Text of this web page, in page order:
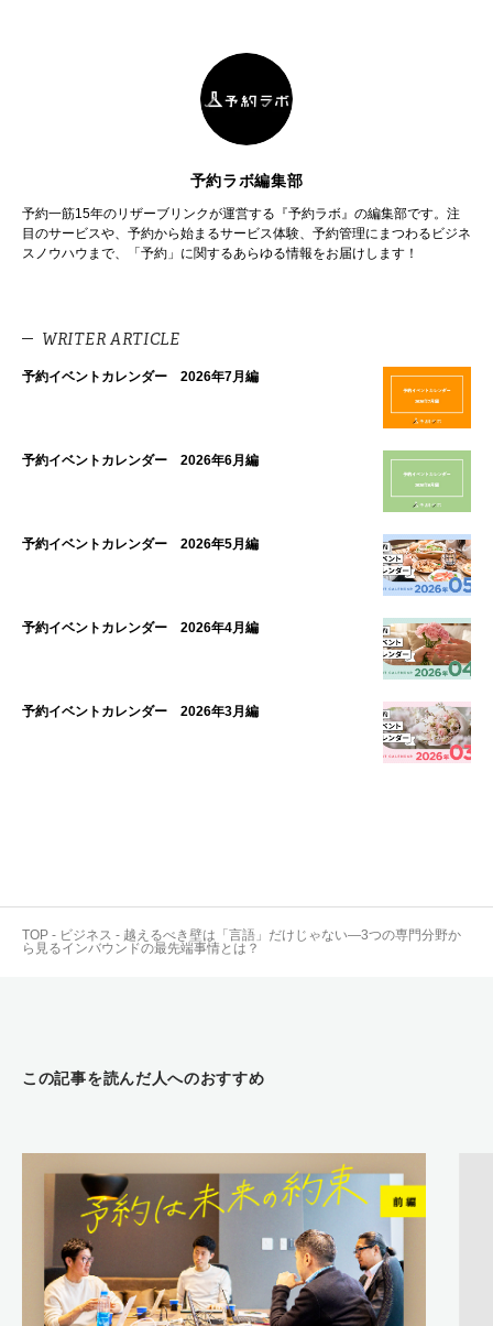
予約ラボ編集部
予約一筋15年のリザーブリンクが運営する『予約ラボ』の編集部です。注
目のサービスや、予約から始まるサービス体験、予約管理にまつわるビジネ
スノウハウまで、「予約」に関するあらゆる情報をお届けします！
WRITER ARTICLE
予約イベントカレンダー 2026年7月編
予約イベントカレンダー 2026年6月編
予約イベントカレンダー 2026年5月編
予約イベントカレンダー 2026年4月編
予約イベントカレンダー 2026年3月編
TOP - ビジネス - 越えるべき壁は「言語」だけじゃない―3つの専門分野か
ら見るインバウンドの最先端事情とは？
この記事を読んだ人へのおすすめ